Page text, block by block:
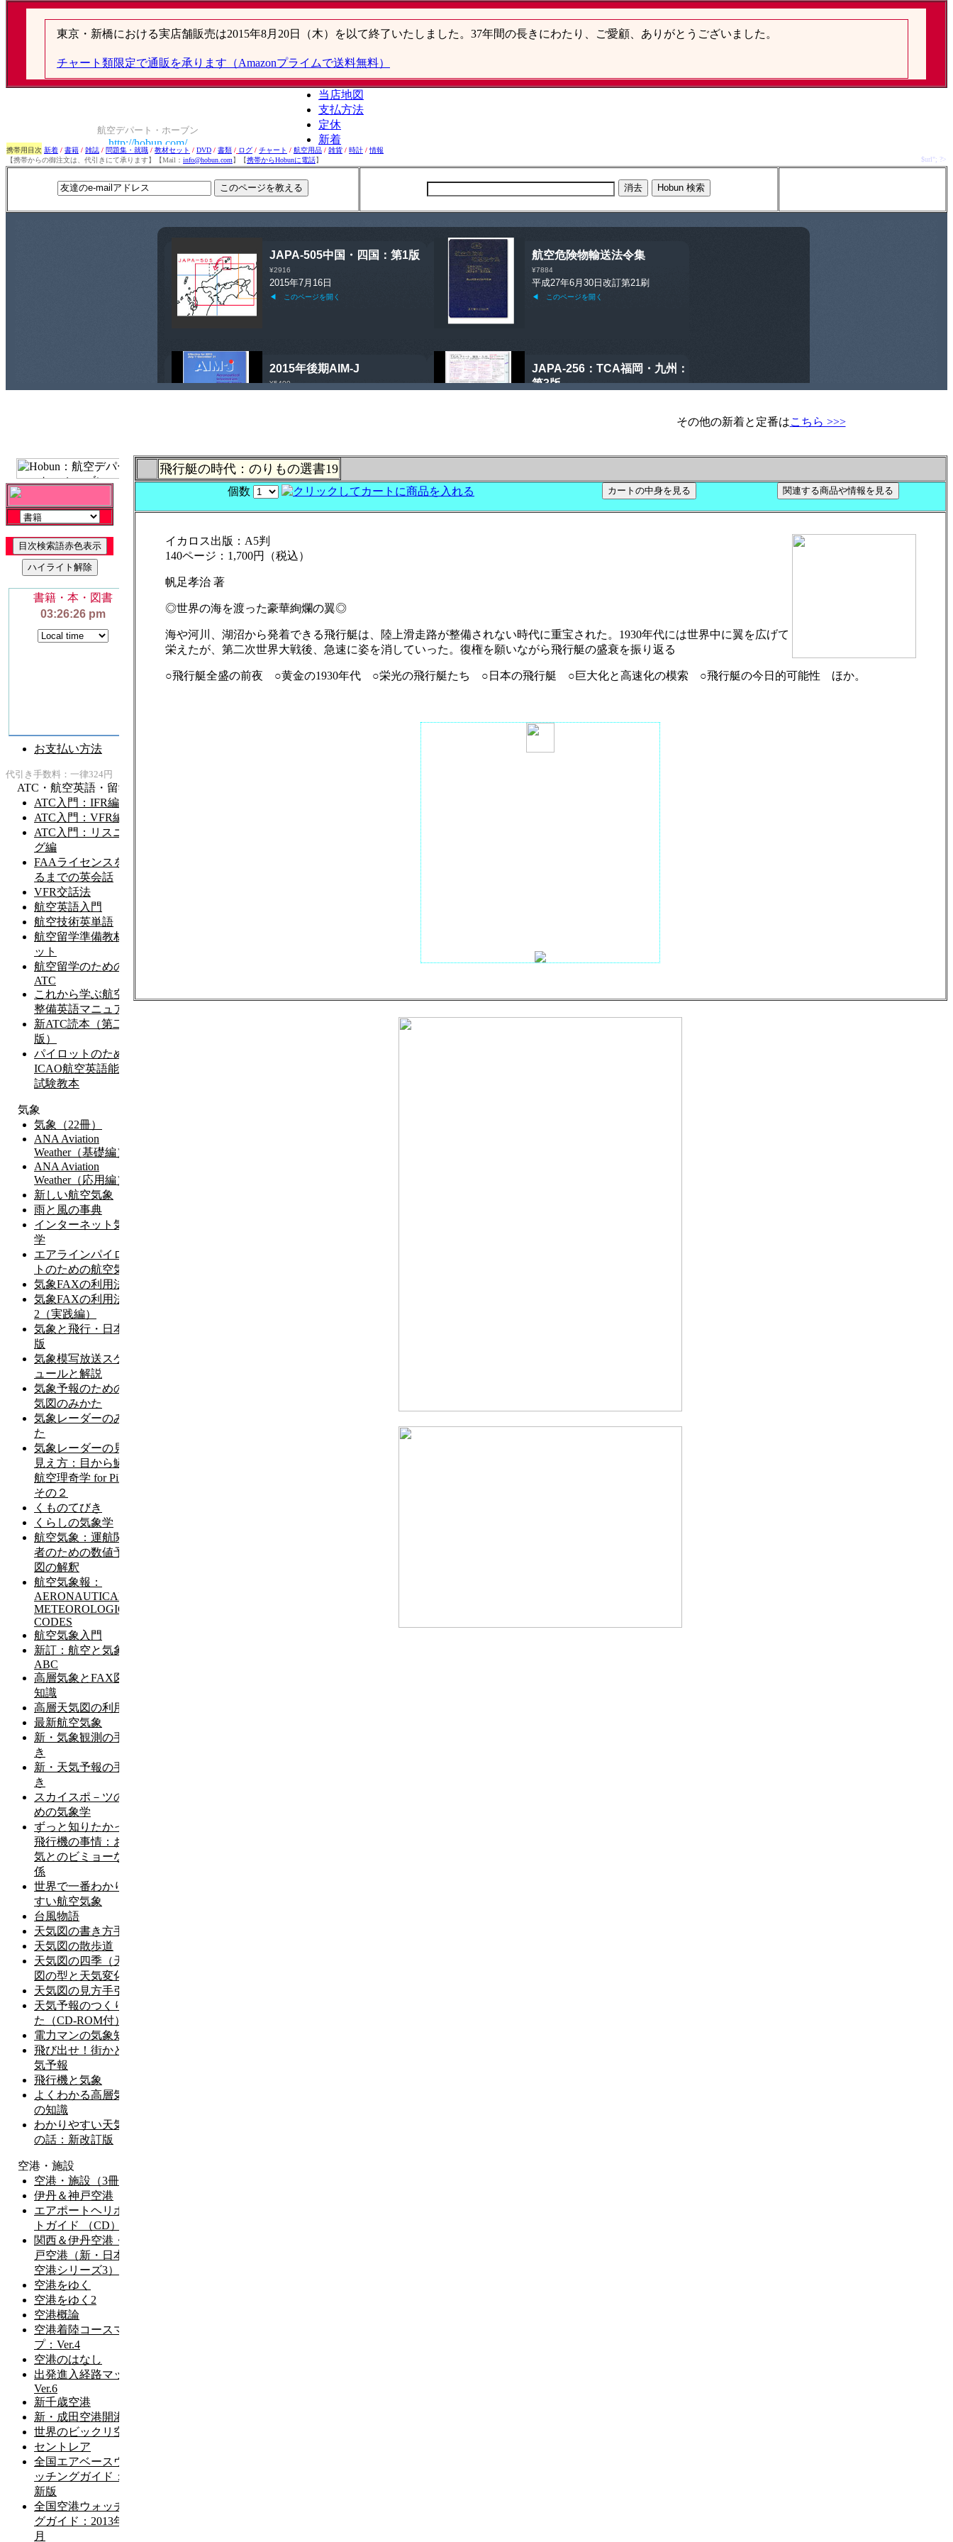
携帯用目次 新着 / 書籍 / 雑誌 / 問題集・就職 / 教材セット / DVD / 書類 / ログ / チャート / 航空用品 / 雑貨 / 時計 / 情報
【携帯からの御注文は、代引きにて承ります】【Mail： info@hobun.com】【携帯からHobunに電話】 $url"; ?>
その他の新着と定番はこちら >>>
飛行艇の時代：のりもの選書19
個数
イカロス出版：A5判
140ページ：1,700円（税込）
帆足孝治 著
◎世界の海を渡った豪華絢爛の翼◎
海や河川、湖沼から発着できる飛行艇は、陸上滑走路が整備されない時代に重宝された。1930年代には世界中に翼を広げて
栄えたが、第二次世界大戦後、急速に姿を消していった。復権を願いながら飛行艇の盛衰を振り返る
○飛行艇全盛の前夜 ○黄金の1930年代 ○栄光の飛行艇たち ○日本の飛行艇 ○巨大化と高速化の模索 ○飛行艇の今日的可能性 ほか。